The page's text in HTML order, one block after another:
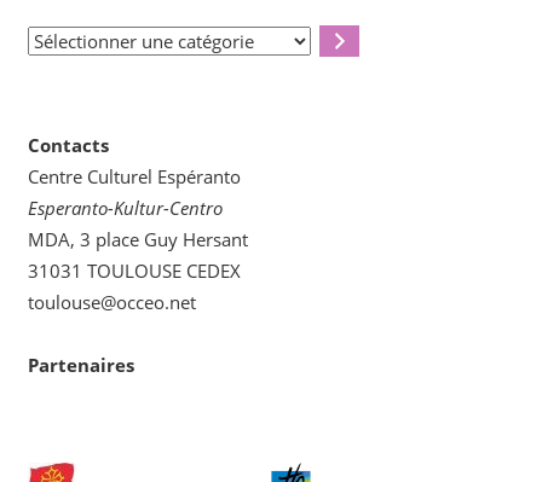
Sélectionner
Contacts
Centre Culturel Espéranto
Esperanto-Kultur-Centro
MDA, 3 place Guy Hersant
31031 TOULOUSE CEDEX
toulouse@occeo.net
Partenaires